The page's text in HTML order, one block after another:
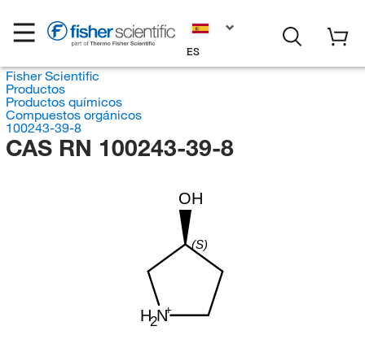
ES
Fisher Scientific
Productos
Productos químicos
Compuestos orgánicos
100243-39-8
CAS RN 100243-39-8
OH
(S)
H2N